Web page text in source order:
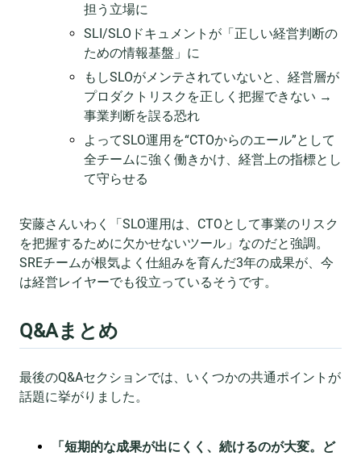
担う立場に
SLI/SLOドキュメントが「正しい経営判断の
ための情報基盤」に
もしSLOがメンテされていないと、経営層が
プロダクトリスクを正しく把握できない →
事業判断を誤る恐れ
よってSLO運用を“CTOからのエール”として
全チームに強く働きかけ、経営上の指標とし
て守らせる
安藤さんいわく「SLO運用は、CTOとして事業のリスク
を把握するために欠かせないツール」なのだと強調。
SREチームが根気よく仕組みを育んだ3年の成果が、今
は経営レイヤーでも役立っているそうです。
Q&Aまとめ
最後のQ&Aセクションでは、いくつかの共通ポイントが
話題に挙がりました。
「短期的な成果が出にくく、続けるのが大変。ど